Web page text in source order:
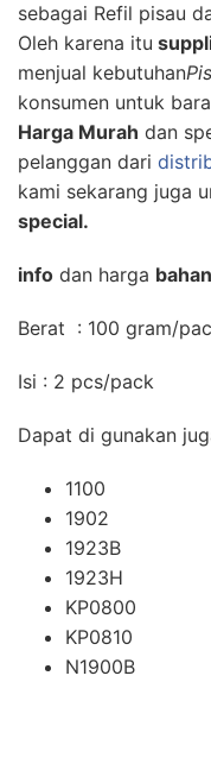
sebagai Refil pisau
Oleh karena itu
menjual kebutuhan
konsumen untuk
Harga Murah dan
pelanggan dari
kami sekarang juga
special.
info dan harga
Berat : 100 gram/
Isi : 2 pcs/pack
Dapat di gunakan
1100
1902
1923B
1923H
KP0800
KP0810
N1900B